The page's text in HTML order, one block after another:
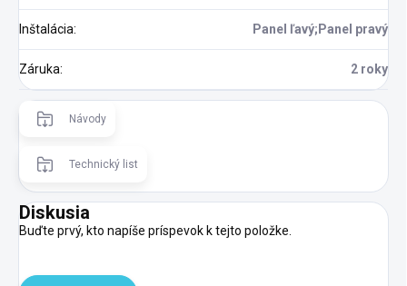
Inštalácia: Panel ľavý;Panel pravý
Záruka: 2 roky
Návody
Technický list
Diskusia
Buďte prvý, kto napíše príspevok k tejto položke.